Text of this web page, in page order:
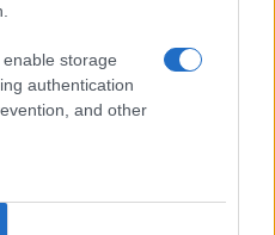
storage
authentication
and other